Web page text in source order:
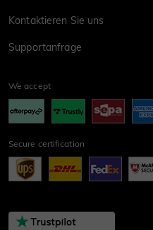
Kontaktieren Sie uns
Supportanfrage
We accept
Secure certification